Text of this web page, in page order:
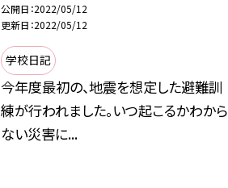
公開日 2022/05/12
更新日 2022/05/12
学校日記
今年度最初の、地震を想定した避難訓
練が行われました。いつ起こるかわから
ない災害に...